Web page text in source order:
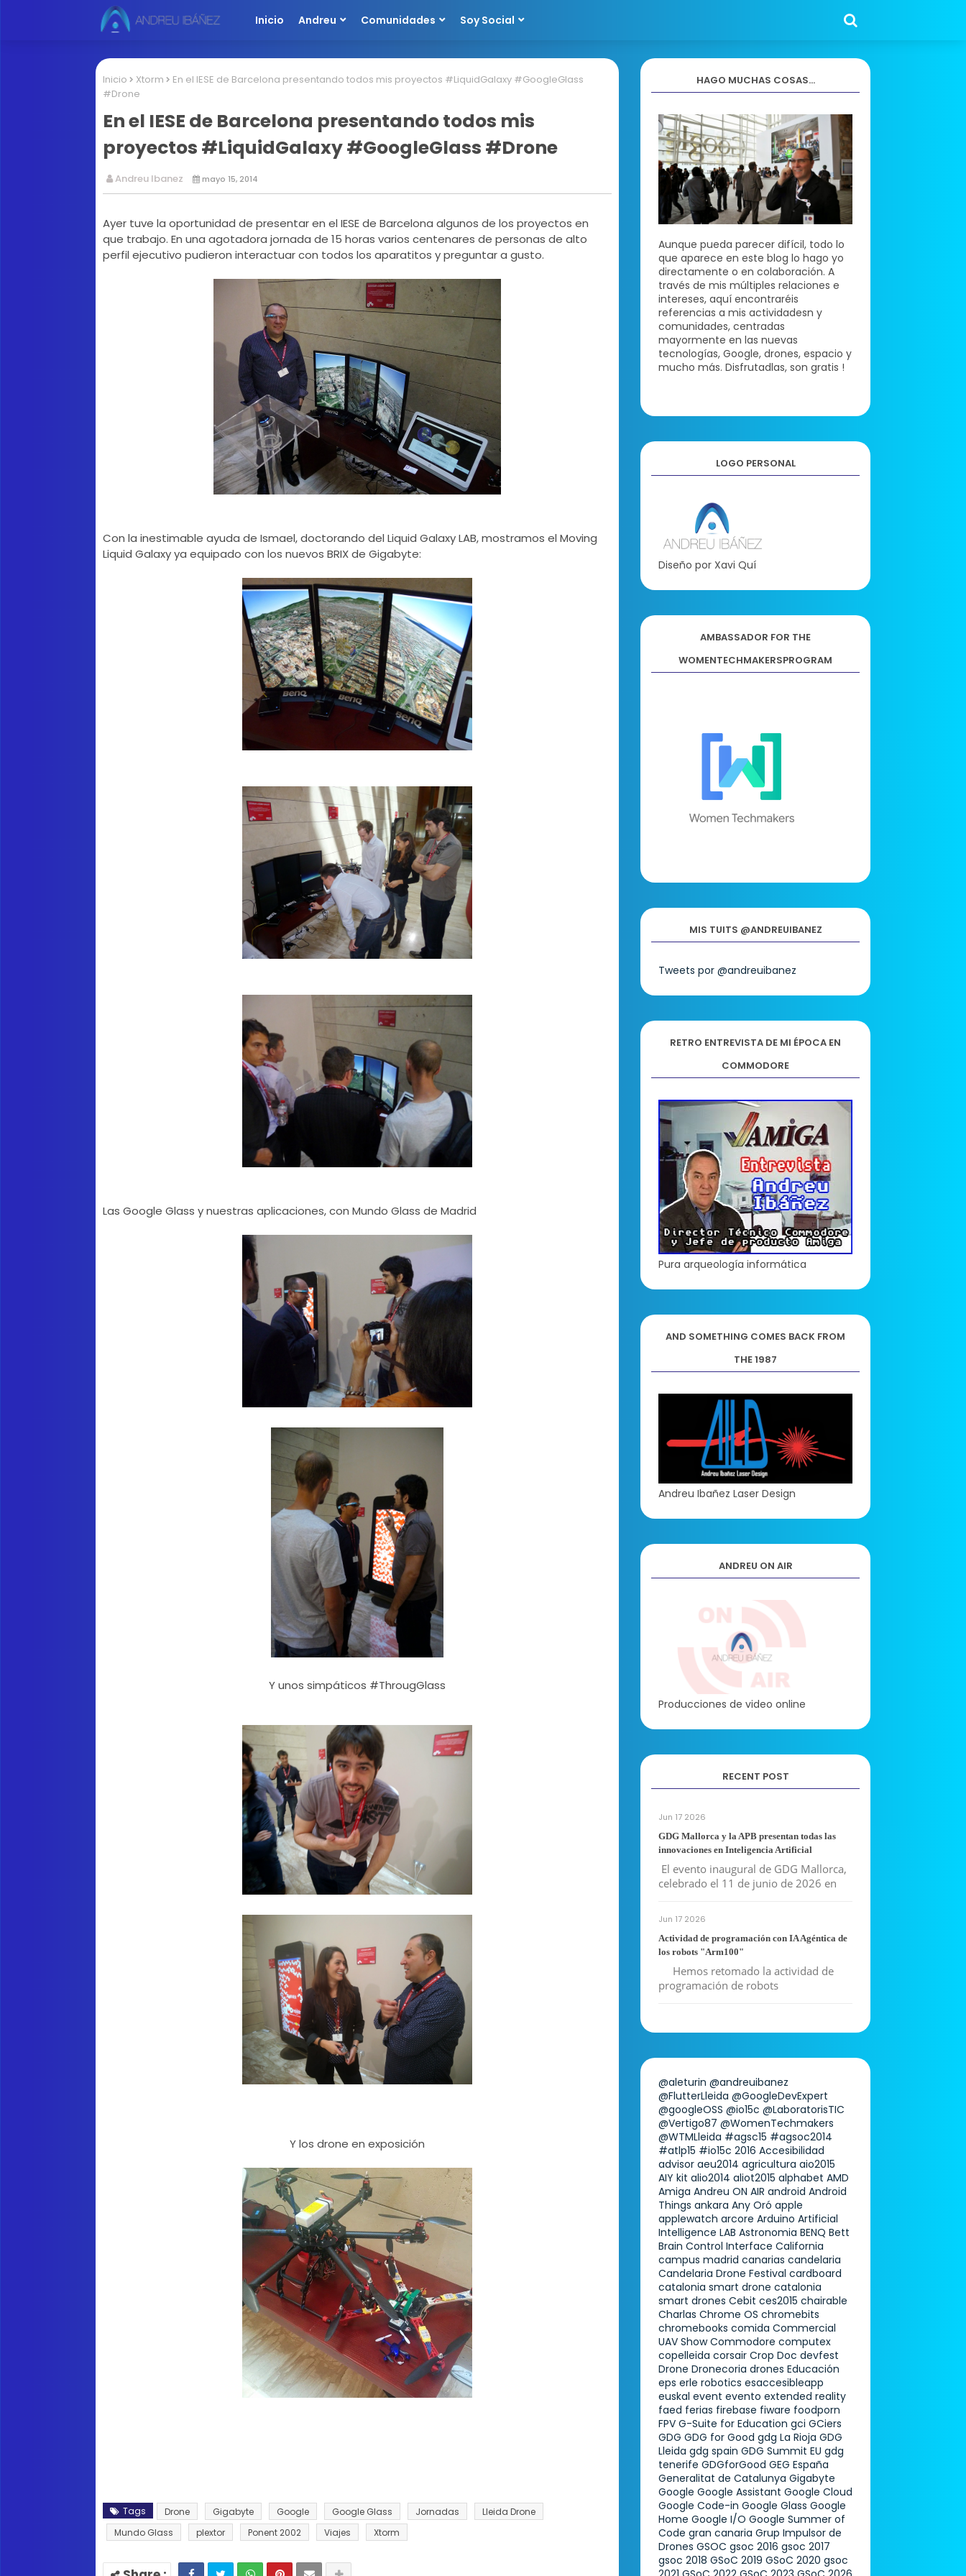
Inicio Andreu Comunidades Soy Social
Inicio Xtorm
En el IESE de Barcelona presentando todos mis proyectos #LiquidGalaxy #GoogleGlass
#Drone
En el IESE de Barcelona presentando todos mis
proyectos #LiquidGalaxy #GoogleGlass #Drone
Andreu Ibanez mayo 15, 2014
Ayer tuve la oportunidad de presentar en el IESE de Barcelona algunos de los proyectos en
que trabajo. En una agotadora jornada de 15 horas varios centenares de personas de alto
perfil ejecutivo pudieron interactuar con todos los aparatitos y preguntar a gusto.
Con la inestimable ayuda de Ismael, doctorando del Liquid Galaxy LAB, mostramos el Moving
Liquid Galaxy ya equipado con los nuevos BRIX de Gigabyte:
Las Google Glass y nuestras aplicaciones, con Mundo Glass de Madrid
Y unos simpáticos #ThrougGlass
Y los drone en exposición
Tags Drone Gigabyte Google Google Glass Jornadas
Lleida Drone
Mundo Glass
plextor Ponent 2002 Viajes Xtorm
HAGO MUCHAS COSAS...
Aunque pueda parecer difícil, todo lo
que aparece en este blog lo hago yo
directamente o en colaboración. A
través de mis múltiples relaciones e
intereses, aquí encontraréis
referencias a mis actividadesn y
comunidades, centradas
mayormente en las nuevas
tecnologías, Google, drones, espacio y
mucho más. Disfrutadlas, son gratis !
LOGO PERSONAL
Diseño por Xavi Quí
AMBASSADOR FOR THE
WOMENTECHMAKERSPROGRAM
MIS TUITS @ANDREUIBANEZ
Tweets por @andreuibanez
RETRO ENTREVISTA DE MI ÉPOCA EN
COMMODORE
Pura arqueología informática
AND SOMETHING COMES BACK FROM
THE 1987
Andreu Ibañez Laser Design
ANDREU ON AIR
Producciones de video online
RECENT POST
Jun 17 2026
GDG Mallorca y la APB presentan todas las
innovaciones en Inteligencia Artificial
El evento inaugural de GDG Mallorca,
celebrado el 11 de junio de 2026 en
Jun 17 2026
Actividad de programación con IA Agéntica de
los robots "Arm100"
Hemos retomado la actividad de
programación de robots
@aleturin @andreuibanez
@FlutterLleida @GoogleDevExpert
@googleOSS @io15c @LaboratorisTIC
@Vertigo87 @WomenTechmakers
@WTMLleida #agsc15 #agsoc2014
#atlp15 #io15c 2016 Accesibilidad
advisor aeu2014 agricultura aio2015
AIY kit alio2014 aliot2015 alphabet AMD
Amiga Andreu ON AIR android Android
Things ankara Any Oró apple
applewatch arcore Arduino Artificial
Intelligence LAB Astronomia BENQ Bett
Brain Control Interface California
campus madrid canarias candelaria
Candelaria Drone Festival cardboard
catalonia smart drone catalonia
smart drones Cebit ces2015 chairable
Charlas Chrome OS chromebits
chromebooks comida Commercial
UAV Show Commodore computex
copelleida corsair Crop Doc devfest
Drone Dronecoria drones Educación
eps erle robotics esaccesibleapp
euskal event evento extended reality
faed ferias firebase fiware foodporn
FPV G-Suite for Education gci GCiers
GDG GDG for Good gdg La Rioja GDG
Lleida gdg spain GDG Summit EU gdg
tenerife GDGforGood GEG España
Generalitat de Catalunya Gigabyte
Google Google Assistant Google Cloud
Google Code-in Google Glass Google
Home Google I/O Google Summer of
Code gran canaria Grup Impulsor de
Drones GSOC gsoc 2016 gsoc 2017
gsoc 2018 GSoC 2019 GSoC 2020 gsoc